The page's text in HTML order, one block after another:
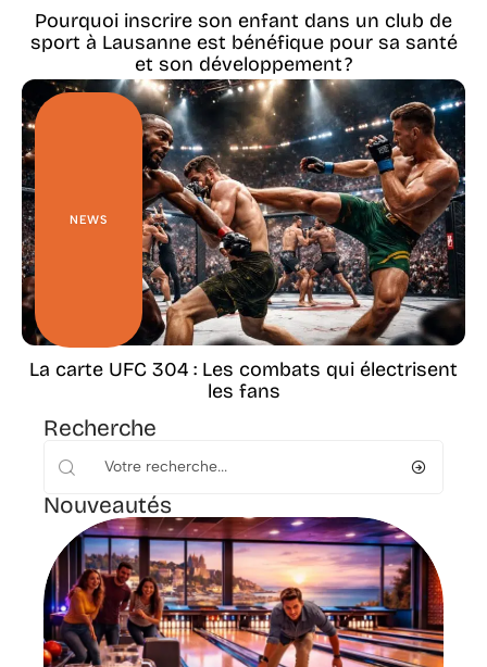
Pourquoi inscrire son enfant dans un club de
sport à Lausanne est bénéfique pour sa santé
et son développement ?
NEWS
La carte UFC 304 : Les combats qui électrisent
les fans
Recherche
Nouveautés